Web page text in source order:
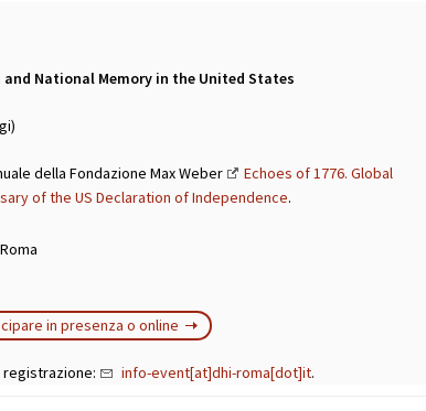
National Memory in the United States
della Fondazione Max Weber
Echoes of 1776. Global
of the US Declaration of Independence.
in presenza o online
info-event[at]dhi-roma[dot]it.